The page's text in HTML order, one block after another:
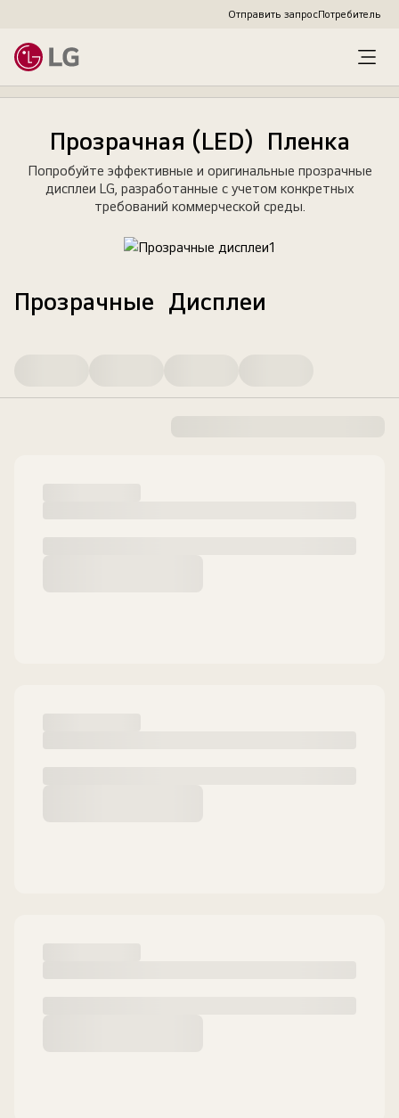
Отправить запросПотребитель
Прозрачная (LED) Пленка
Попробуйте эффективные и оригинальные прозрачные
дисплеи LG, разработанные с учетом конкретных
требований коммерческой среды.
Прозрачные Дисплеи